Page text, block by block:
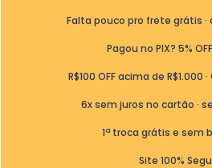
Falta pouco pro frete grátis ·
Pagou no PIX? 5%
R$100 OFF acima de R$1.000
6x sem juros no cartão ·
1ª troca grátis e sem
Site 100%